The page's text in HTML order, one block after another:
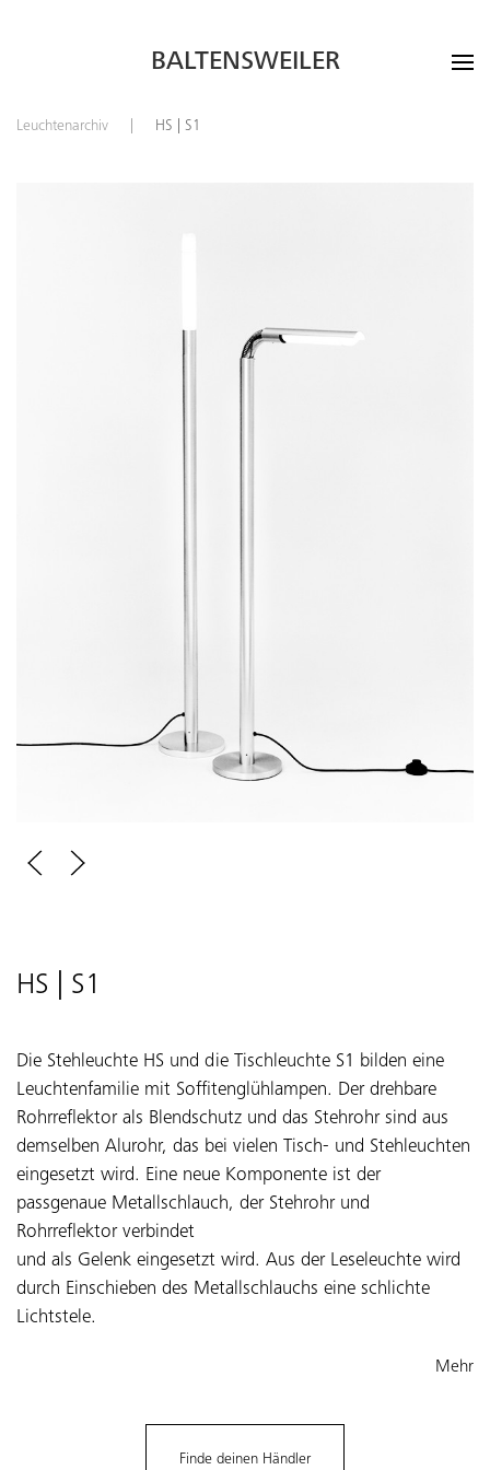
BALTENSWEILER
Leuchtenarchiv HS | S1
HS | S1
Die Stehleuchte HS und die Tischleuchte S1 bilden eine
Leuchtenfamilie mit Soffitenglühlampen. Der drehbare
Rohrreflektor als Blendschutz und das Stehrohr sind aus
demselben Alurohr, das bei vielen Tisch- und Stehleuchten
eingesetzt wird. Eine neue Komponente ist der
passgenaue Metallschlauch, der Stehrohr und
Rohrreflektor verbindet
und als Gelenk eingesetzt wird. Aus der Leseleuchte wird
durch Einschieben des Metallschlauchs eine schlichte
Lichtstele.
Mehr
Finde deinen Händler